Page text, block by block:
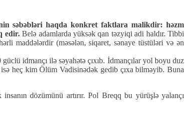
səbəbləri haqda konkret faktlara malikdir: həzm
edir.Belə adamlarda yüksək qan təzyiqi adi haldır. Tibbi
maddələrdir (məsələn, siqaret, sənaye tüstüləri və ən
idmançı ilə səyahətə çıxıb. İdmançılar yol boyu duz
heç kim Ölüm Vadisinədək gedib çıxa bilməyib. Buna
dözümünü artırır. Pol Breqq bu yürüşlə yalançı